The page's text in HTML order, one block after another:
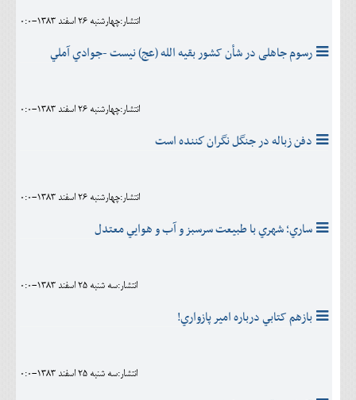
انتشار:چهارشنبه 26 اسفند 1383-0:0
رسوم جاهلی در شأن کشور بقیه الله (عج) نیست -جوادي آملي
انتشار:چهارشنبه 26 اسفند 1383-0:0
دفن زباله در جنگل نگران كننده است
انتشار:چهارشنبه 26 اسفند 1383-0:0
ساري؛ شهري با طبيعت سرسبز و آب و هوايي معتدل
انتشار:سه شنبه 25 اسفند 1383-0:0
بازهم کتابي درباره امير پازواري!
انتشار:سه شنبه 25 اسفند 1383-0:0